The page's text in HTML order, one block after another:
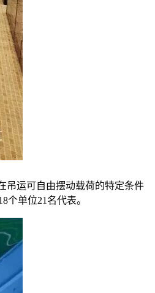
吊运可自由摆动载荷的特定条件
单位21名代表。